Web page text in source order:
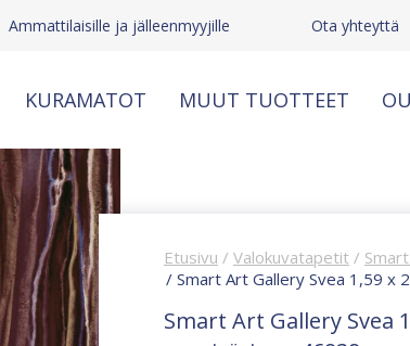
Ammattilaisille ja jälleenmyyjille Ota yhteyttä
KURAMATOT MUUT TUOTTEET
Etusivu / Valokuvatapetit /
/ Smart Art Gallery Svea 1,59 x
Smart Art Gallery Svea